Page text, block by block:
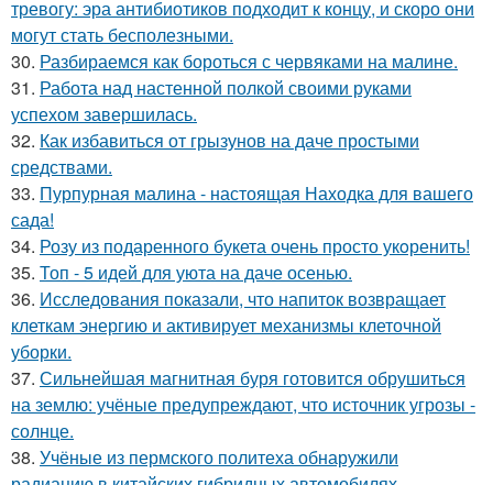
тревогу: эра антибиотиков подходит к концу, и скоро они
могут стать бесполезными.
30. Разбираемся как бороться с червяками на малине.
31. Работа над настенной полкой своими руками
успехом завершилась.
32. Как избавиться от грызунов на даче простыми
средствами.
33. Пурпурная малина - настоящая Находка для вашего
сада!
34. Розу из подаренного букета очень просто укoренить!
35. Топ - 5 идей для уюта на даче осенью.
36. Исследования показали, что напиток возвращает
клеткам энергию и активирует механизмы клеточной
уборки.
37. Сильнейшая магнитная буря готовится обрушиться
на землю: учёные предупреждают, что источник угрозы -
солнце.
38. Учёные из пермского политеха обнаружили